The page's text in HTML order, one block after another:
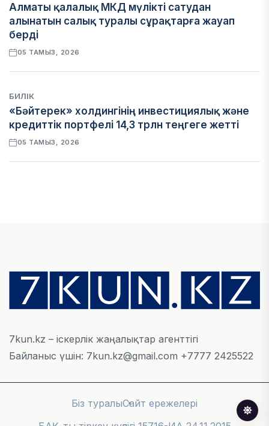
Алматы қалалық МКД мүлікті сатудан
алынатын салық туралы сұрақтарға жауап
берді
05 ТАМЫЗ, 2026
БИЛІК
«Бәйтерек» холдингінің инвестициялық және
кредиттік портфелі 14,3 трлн теңгеге жетті
05 ТАМЫЗ, 2026
ҚАРЖЫ
Отбасы банктің қолдауымен 1,5 жыл ішінде 40
мыңға жуық отбасы қоныс тойын тойлады
Freedom Travel іссапар ұйымдастыратын ЖИ
7kun.kz – іскерлік жаңалықтар агенттігі
Байланыс үшін: 7kun.kz@gmail.com +7777 2425522
Біз туралыСайт ережелері